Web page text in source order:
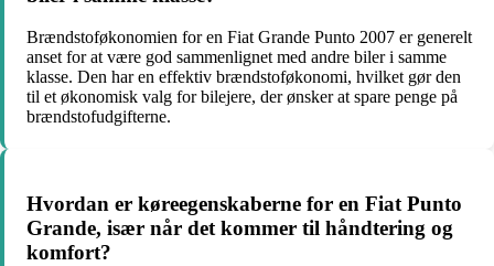
Brændstoføkonomien for en Fiat Grande Punto 2007 er generelt
anset for at være god sammenlignet med andre biler i samme
klasse. Den har en effektiv brændstoføkonomi, hvilket gør den
til et økonomisk valg for bilejere, der ønsker at spare penge på
brændstofudgifterne.
Hvordan er køreegenskaberne for en Fiat Punto
Grande, især når det kommer til håndtering og
komfort?